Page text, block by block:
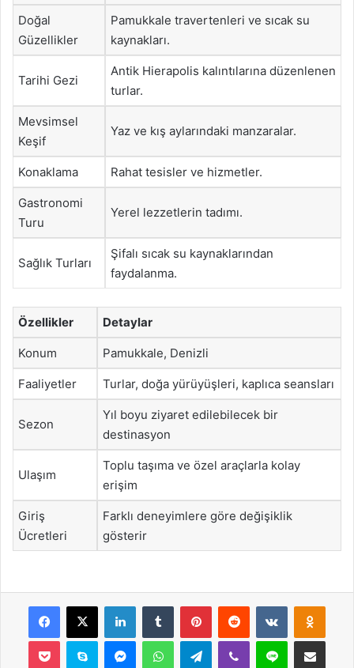
Doğal
Güzellikler
Pamukkale travertenleri ve sıcak su
kaynakları.
Tarihi Gezi
Antik Hierapolis kalıntılarına düzenlenen
turlar.
Mevsimsel
Keşif
Yaz ve kış aylarındaki manzaralar.
Konaklama Rahat tesisler ve hizmetler.
Gastronomi
Turu
Yerel lezzetlerin tadımı.
Sağlık Turları
Şifalı sıcak su kaynaklarından
faydalanma.
Özellikler Detaylar
Konum Pamukkale, Denizli
Faaliyetler Turlar, doğa yürüyüşleri, kaplıca seansları
Sezon
Yıl boyu ziyaret edilebilecek bir
destinasyon
Ulaşım
Toplu taşıma ve özel araçlarla kolay
erişim
Giriş
Ücretleri
Farklı deneyimlere göre değişiklik
gösterir
Facebook
X LinkedInTumblr PinterestReddit VKontakte
Pocket Skype MessengerWhatsAppTelegramViber Line E-Posta ile